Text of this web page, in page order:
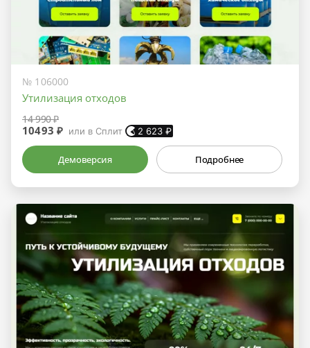
№ 106000
Утилизация отходов
14 990 ₽
10493 ₽ или в Сплит 2 623 ₽
Демоверсия Подробнее